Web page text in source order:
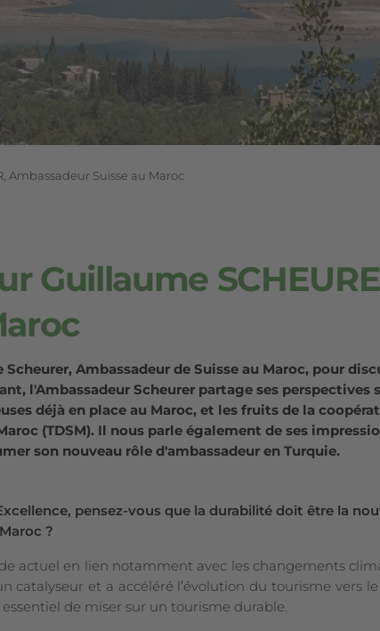
Ambassadeur Suisse au Maroc
Guillaume
Ambassadeur de Suisse au Maroc, pour
l'Ambassadeur Scheurer partage ses perspectives
déjà en place au Maroc, et les fruits de la
(TDSM). Il nous parle également de ses
son nouveau rôle d'ambassadeur en Turquie.
pensez-vous que la durabilité doit être la
?
actuel en lien notamment avec les changements
catalyseur et a accéléré l’évolution du tourisme vers
de miser sur un tourisme durable.